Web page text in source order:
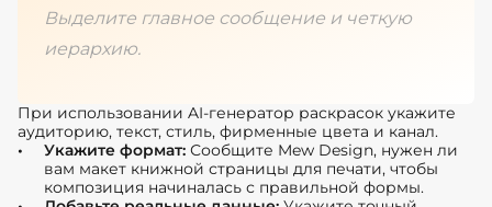
Выделите главное сообщение и четкую
иерархию.
При использовании AI-генератор раскрасок укажите
аудиторию, текст, стиль, фирменные цвета и канал.
Укажите формат: Сообщите Mew Design, нужен ли
вам макет книжной страницы для печати, чтобы
композиция начиналась с правильной формы.